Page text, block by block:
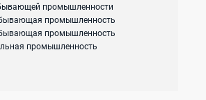
промышленности
промышленность
промышленность
промышленность